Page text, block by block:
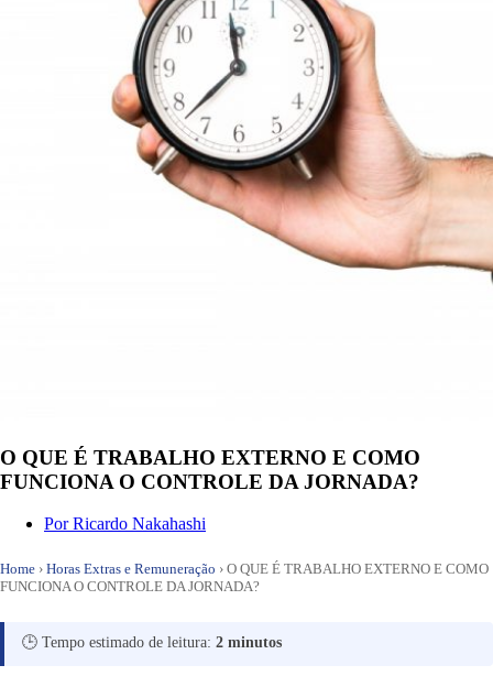
O QUE É TRABALHO EXTERNO E COMO
FUNCIONA O CONTROLE DA JORNADA?
PorRicardo Nakahashi
Home › Horas Extras e Remuneração › O QUE É TRABALHO EXTERNO E COMO
FUNCIONA O CONTROLE DA JORNADA?
🕒 Tempo estimado de leitura: 2 minutos